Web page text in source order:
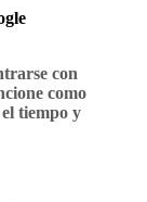
con
como
tiempo y